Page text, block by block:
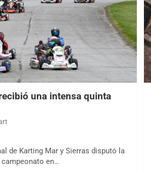
una intensa quinta
de Karting Mar y Sierras disputó la
en…